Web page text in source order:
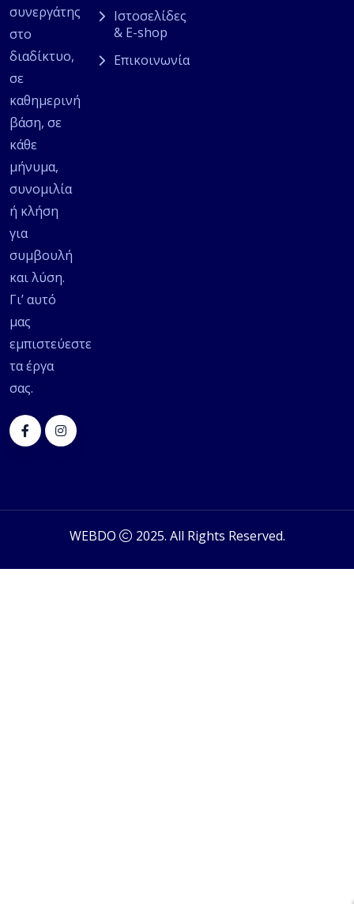
συνεργάτης
στο
διαδίκτυο,
σε
καθημερινή
βάση, σε
κάθε
μήνυμα,
συνομιλία
ή κλήση
για
συμβουλή
και λύση.
Γι’ αυτό
μας
εμπιστεύεστε
τα έργα
σας.
Ιστοσελίδες
& E-shop
Επικοινωνία
WEBDO 2025. All Rights Reserved.